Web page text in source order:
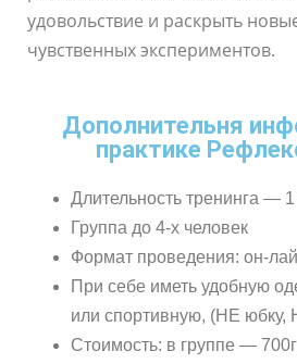
удовольствие и раскрыть
чувственных экспериментов.
Дополнительня
практике
Длительность тренинга —
Группа до 4-х человек
Формат проведения: он-
При себе иметь удобную
или спортивную, (НЕ юбку,
Стоимость: в группе —